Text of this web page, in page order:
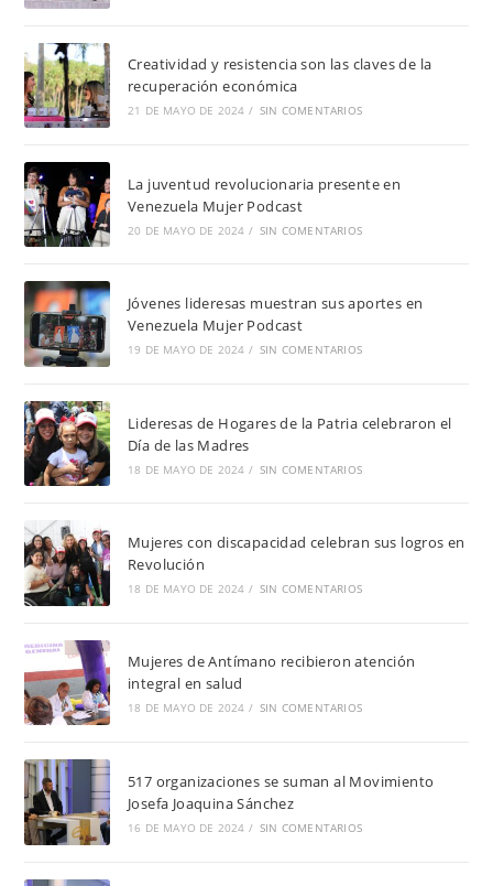
Creatividad y resistencia son las claves de la
recuperación económica
21 DE MAYO DE 2024 / SIN COMENTARIOS
La juventud revolucionaria presente en
Venezuela Mujer Podcast
20 DE MAYO DE 2024 / SIN COMENTARIOS
Jóvenes lideresas muestran sus aportes en
Venezuela Mujer Podcast
19 DE MAYO DE 2024 / SIN COMENTARIOS
Lideresas de Hogares de la Patria celebraron el
Día de las Madres
18 DE MAYO DE 2024 / SIN COMENTARIOS
Mujeres con discapacidad celebran sus logros en
Revolución
18 DE MAYO DE 2024 / SIN COMENTARIOS
Mujeres de Antímano recibieron atención
integral en salud
18 DE MAYO DE 2024 / SIN COMENTARIOS
517 organizaciones se suman al Movimiento
Josefa Joaquina Sánchez
16 DE MAYO DE 2024 / SIN COMENTARIOS